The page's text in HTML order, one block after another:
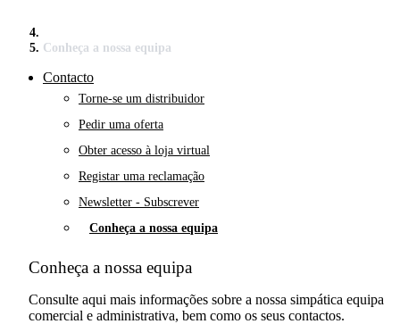
Conheça a nossa equipa
Contacto
Torne-se um distribuidor
Pedir uma oferta
Obter acesso à loja virtual
Registar uma reclamação
Newsletter - Subscrever
Conheça a nossa equipa
Conheça a nossa equipa
Consulte aqui mais informações sobre a nossa simpática equipa
comercial e administrativa, bem como os seus contactos.